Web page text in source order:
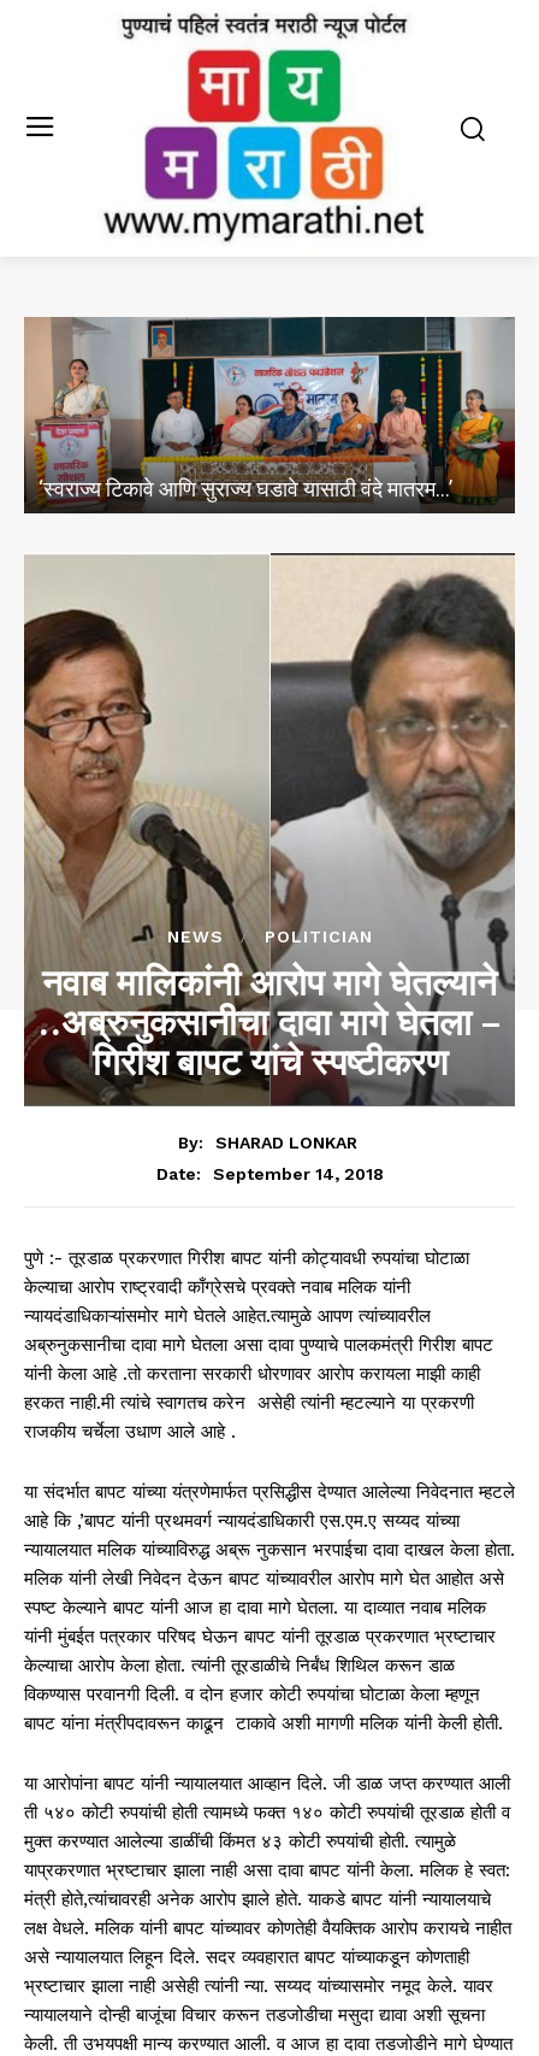
आणि सुराज्य घडावे यासाठी वंदे मातरम…’ पुण्यातील टेकड्यांवर
NEWS POLITICIAN
नवाब मालिकांनी आरोप मागे घेतल्याने
..अब्रुनुकसानीचा दावा मागे घेतला –
गिरीश बापट यांचे स्पष्टीकरण
By:
SHARAD LONKAR
Date:
September 14, 2018
पुणे :- तूरडाळ प्रकरणात गिरीश बापट यांनी कोट्यावधी रुपयांचा घोटाळा
केल्याचा आरोप राष्ट्रवादी काँग्रेसचे प्रवक्ते नवाब मलिक यांनी
न्यायदंडाधिकाऱ्यांसमोर मागे घेतले आहेत.त्यामुळे आपण त्यांच्यावरील
अब्रुनुकसानीचा दावा मागे घेतला असा दावा पुण्याचे पालकमंत्री गिरीश बापट
यांनी केला आहे .तो करताना सरकारी धोरणावर आरोप करायला माझी काही
हरकत नाही.मी त्यांचे स्वागतच करेन असेही त्यांनी म्हटल्याने या प्रकरणी
राजकीय चर्चेला उधाण आले आहे .
या संदर्भात बापट यांच्या यंत्रणेमार्फत प्रसिद्धीस देण्यात आलेल्या निवेदनात म्हटले
आहे कि ,’बापट यांनी प्रथमवर्ग न्यायदंडाधिकारी एस.एम.ए सय्यद यांच्या
न्यायालयात मलिक यांच्याविरुद्ध अब्रू नुकसान भरपाईचा दावा दाखल केला होता.
मलिक यांनी लेखी निवेदन देऊन बापट यांच्यावरील आरोप मागे घेत आहोत असे
स्पष्ट केल्याने बापट यांनी आज हा दावा मागे घेतला. या दाव्यात नवाब मलिक
यांनी मुंबईत पत्रकार परिषद घेऊन बापट यांनी तूरडाळ प्रकरणात भ्रष्टाचार
केल्याचा आरोप केला होता. त्यांनी तूरडाळीचे निर्बंध शिथिल करून डाळ
विकण्यास परवानगी दिली. व दोन हजार कोटी रुपयांचा घोटाळा केला म्हणून
बापट यांना मंत्रीपदावरून काढून टाकावे अशी मागणी मलिक यांनी केली होती.
या आरोपांना बापट यांनी न्यायालयात आव्हान दिले. जी डाळ जप्त करण्यात आली
ती ५४० कोटी रुपयांची होती त्यामध्ये फक्त १४० कोटी रुपयांची तूरडाळ होती व
मुक्त करण्यात आलेल्या डाळींची किंमत ४३ कोटी रुपयांची होती. त्यामुळे
याप्रकरणात भ्रष्टाचार झाला नाही असा दावा बापट यांनी केला. मलिक हे स्वत:
मंत्री होते,त्यांचावरही अनेक आरोप झाले होते. याकडे बापट यांनी न्यायालयाचे
लक्ष वेधले. मलिक यांनी बापट यांच्यावर कोणतेही वैयक्तिक आरोप करायचे नाहीत
असे न्यायालयात लिहून दिले. सदर व्यवहारात बापट यांच्याकडून कोणताही
भ्रष्टाचार झाला नाही असेही त्यांनी न्या. सय्यद यांच्यासमोर नमूद केले. यावर
न्यायालयाने दोन्ही बाजूंचा विचार करून तडजोडीचा मसुदा द्यावा अशी सूचना
केली. ती उभयपक्षी मान्य करण्यात आली. व आज हा दावा तडजोडीने मागे घेण्यात